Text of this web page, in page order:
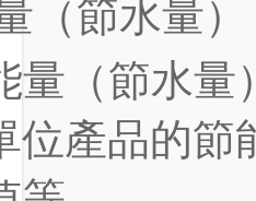
（節水量）
量（節水量
位產品的節